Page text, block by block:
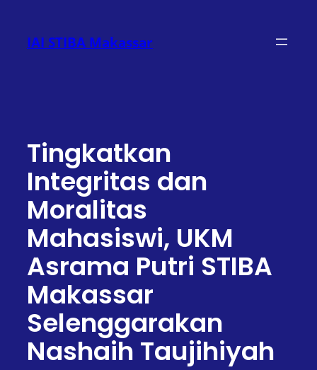
konten
IAI STIBA Makassar
Tingkatkan
Integritas dan
Moralitas
Mahasiswi, UKM
Asrama Putri STIBA
Makassar
Selenggarakan
Nashaih Taujihiyah